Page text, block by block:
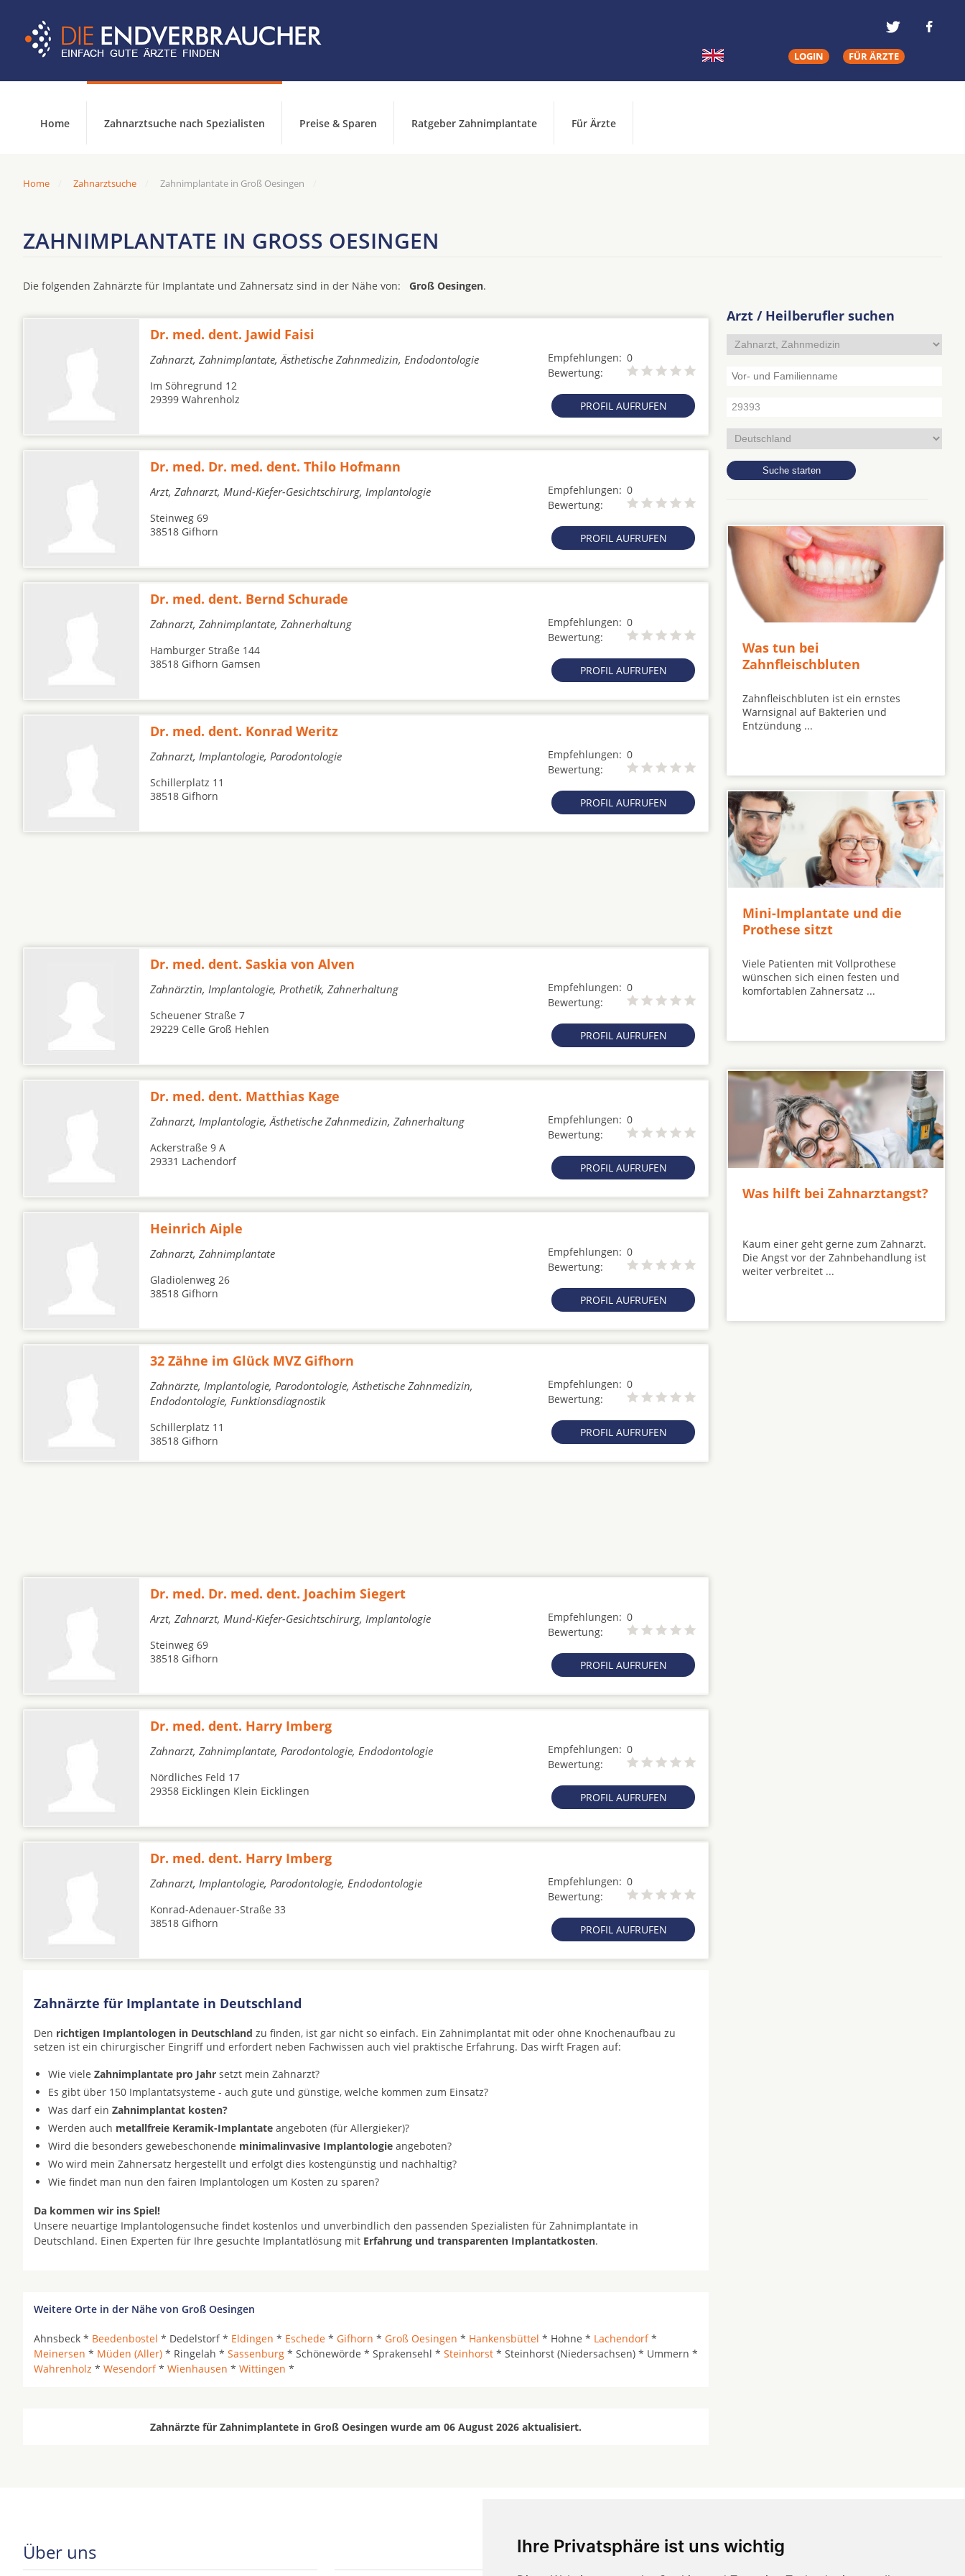
Ihre Privatsphäre ist uns wichtig
LOGIN FÜR ÄRZTE
Home Zahnarztsuche nach Spezialisten Preise & Sparen Ratgeber Zahnimplantate Für Ärzte
Home Zahnarztsuche Zahnimplantate in Groß Oesingen
ZAHNIMPLANTATE IN GROSS OESINGEN
Die folgenden Zahnärzte für Implantate und Zahnersatz sind in der Nähe von: Groß Oesingen.
Dr. med. dent. Jawid Faisi
Zahnarzt, Zahnimplantate, Ästhetische Zahnmedizin, Endodontologie Empfehlungen: 0
Bewertung:
PROFIL AUFRUFEN
Im Söhregrund 12
29399 Wahrenholz
Dr. med. Dr. med. dent. Thilo Hofmann
Arzt, Zahnarzt, Mund-Kiefer-Gesichtschirurg, Implantologie Empfehlungen: 0
Bewertung:
PROFIL AUFRUFEN
Steinweg 69
38518 Gifhorn
Dr. med. dent. Bernd Schurade
Zahnarzt, Zahnimplantate, Zahnerhaltung Empfehlungen: 0
Bewertung:
PROFIL AUFRUFEN
Hamburger Straße 144
38518 Gifhorn Gamsen
Dr. med. dent. Konrad Weritz
Zahnarzt, Implantologie, Parodontologie Empfehlungen: 0
Bewertung:
PROFIL AUFRUFEN
Schillerplatz 11
38518 Gifhorn
Dr. med. dent. Saskia von Alven
Zahnärztin, Implantologie, Prothetik, Zahnerhaltung Empfehlungen: 0
Bewertung:
PROFIL AUFRUFEN
Scheuener Straße 7
29229 Celle Groß Hehlen
Dr. med. dent. Matthias Kage
Zahnarzt, Implantologie, Ästhetische Zahnmedizin, Zahnerhaltung Empfehlungen: 0
Bewertung:
PROFIL AUFRUFEN
Ackerstraße 9 A
29331 Lachendorf
Heinrich Aiple
Zahnarzt, Zahnimplantate Empfehlungen: 0
Bewertung:
PROFIL AUFRUFEN
Gladiolenweg 26
38518 Gifhorn
32 Zähne im Glück MVZ Gifhorn
Zahnärzte, Implantologie, Parodontologie, Ästhetische Zahnmedizin,
Endodontologie, Funktionsdiagnostik
Empfehlungen: 0
Bewertung:
PROFIL AUFRUFEN
Schillerplatz 11
38518 Gifhorn
Dr. med. Dr. med. dent. Joachim Siegert
Arzt, Zahnarzt, Mund-Kiefer-Gesichtschirurg, Implantologie Empfehlungen: 0
Bewertung:
PROFIL AUFRUFEN
Steinweg 69
38518 Gifhorn
Dr. med. dent. Harry Imberg
Zahnarzt, Zahnimplantate, Parodontologie, Endodontologie Empfehlungen: 0
Bewertung:
PROFIL AUFRUFEN
Nördliches Feld 17
29358 Eicklingen Klein Eicklingen
Dr. med. dent. Harry Imberg
Zahnarzt, Implantologie, Parodontologie, Endodontologie Empfehlungen: 0
Bewertung:
PROFIL AUFRUFEN
Konrad-Adenauer-Straße 33
38518 Gifhorn
Zahnärzte für Implantate in Deutschland
Den richtigen Implantologen in Deutschland zu finden, ist gar nicht so einfach. Ein Zahnimplantat mit oder ohne Knochenaufbau zu
setzen ist ein chirurgischer Eingriff und erfordert neben Fachwissen auch viel praktische Erfahrung. Das wirft Fragen auf:
Wie viele Zahnimplantate pro Jahr setzt mein Zahnarzt?
Es gibt über 150 Implantatsysteme - auch gute und günstige, welche kommen zum Einsatz?
Was darf ein Zahnimplantat kosten?
Werden auch metallfreie Keramik-Implantate angeboten (für Allergieker)?
Wird die besonders gewebeschonende minimalinvasive Implantologie angeboten?
Wo wird mein Zahnersatz hergestellt und erfolgt dies kostengünstig und nachhaltig?
Wie findet man nun den fairen Implantologen um Kosten zu sparen?
Da kommen wir ins Spiel!
Unsere neuartige Implantologensuche findet kostenlos und unverbindlich den passenden Spezialisten für Zahnimplantate in
Deutschland. Einen Experten für Ihre gesuchte Implantatlösung mit Erfahrung und transparenten Implantatkosten.
Weitere Orte in der Nähe von Groß Oesingen
Ahnsbeck * Beedenbostel * Dedelstorf * Eldingen * Eschede * Gifhorn * Groß Oesingen * Hankensbüttel * Hohne * Lachendorf*
Meinersen * Müden (Aller) * Ringelah * Sassenburg * Schönewörde * Sprakensehl * Steinhorst * Steinhorst (Niedersachsen) * Ummern *
Wahrenholz * Wesendorf* Wienhausen * Wittingen *
Zahnärzte für Zahnimplantete in Groß Oesingen wurde am 06 August 2026 aktualisiert.
Arzt / Heilberufler suchen
Was tun bei
Zahnfleischbluten
Zahnfleischbluten ist ein ernstes
Warnsignal auf Bakterien und
Entzündung ...
Mini-Implantate und die
Prothese sitzt
Viele Patienten mit Vollprothese
wünschen sich einen festen und
komfortablen Zahnersatz ...
Was hilft bei Zahnarztangst?
Kaum einer geht gerne zum Zahnarzt.
Die Angst vor der Zahnbehandlung ist
weiter verbreitet ...
Über uns mehr ...